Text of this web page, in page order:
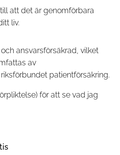
att det är genomförbara
liv.
ansvarsförsäkrad, vilket
av
patientförsäkring.
för att se vad jag